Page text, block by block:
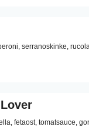
serranoskinke,
fetaost, tomatsauce,